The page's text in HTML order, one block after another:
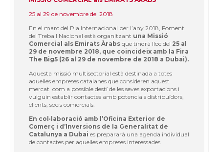
25 al 29 de novembre de 2018
En el marc del Pla Internacional per l’any 2018, Foment
del Treball Nacional està organitzant una Missió
Comercial als Emirats Àrabs que tindrà lloc del 25 al
29 de novembre 2018, que coincideix amb la Fira
The Big5 (26 al 29 de novembre de 2018 a Dubai).
Aquesta missió multisectorial està destinada a totes
aquelles empreses catalanes que consideren aquest
mercat com a possible destí de les seves exportacions i
vulguin establir contactes amb potencials distribuïdors,
clients, socis comercials.
En col·laboració amb l’Oficina Exterior de
Comerç i d’Inversions de la Generalitat de
Catalunya a Dubai es prepararà una agenda individual
de contactes per aquelles empreses interessades.